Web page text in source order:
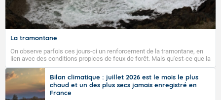
La tramontane
On observe parfois ces jours-ci un renforcement de la tramontane, en
lien avec des conditions propices de feux de forêt. Mais qu'est-ce que la
tramontane ? Quelles sont ses caractéristiques ? La tramontane est un
vent turbulent soufflant de secteur nord-ouest à nord, ou ouest à nord-
ouest, dans un secteur qui part du Roussillon à la vallée de l’Aude et à
l’ouest de l’Hérault. L’étymologie de ce vent vient du latin trasmontanus,
signifiant au-delà des monts, en allusion aux régions montagneuses
Bilan climatique : juillet 2026 est le mois le plus
chaud et un des plus secs jamais enregistré en
France